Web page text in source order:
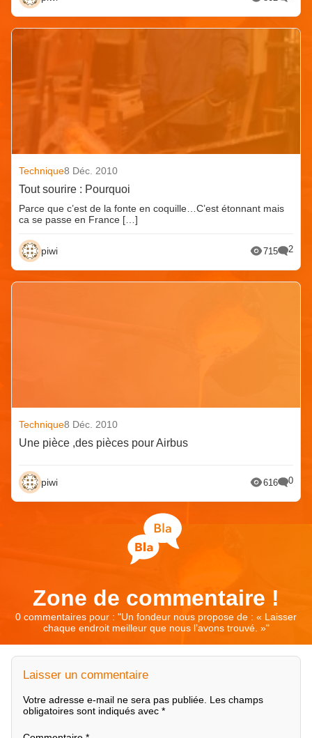
Technique8 Déc. 2010
Tout sourire : Pourquoi
Parce que c’est de la fonte en coquille…C’est étonnant mais
ca se passe en France […]
piwi 715 2
Technique8 Déc. 2010
Une pièce ,des pièces pour Airbus
piwi 616 0
Zone de commentaire !
0 commentaires pour : "Un fondeur nous propose de : « Laisser
chaque endroit meilleur que nous l’avons trouvé. »"
Laisser un commentaire
Votre adresse e-mail ne sera pas publiée. Les champs
obligatoires sont indiqués avec *